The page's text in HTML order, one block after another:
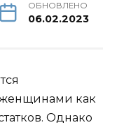
ОБНОВЛЕНО
06.02.2023
как
Однако